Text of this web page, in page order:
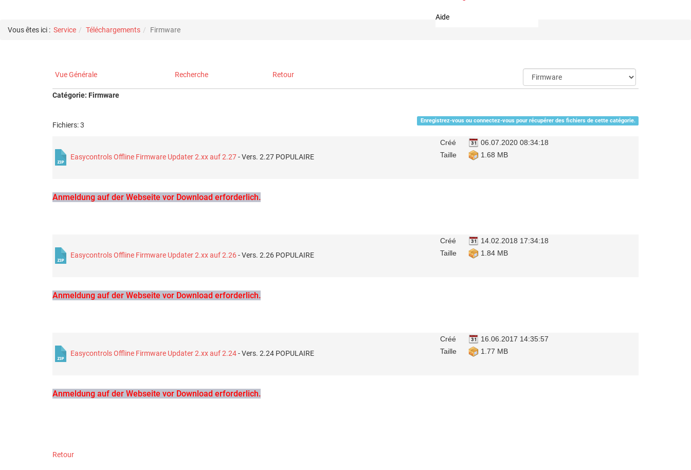
Aide
Vous êtes ici : Service Téléchargements Firmware
Vue Générale Recherche Retour
Catégorie: Firmware
Enregistrez-vous ou connectez-vous pour récupérer des fichiers de cette catégorie.
Fichiers: 3
Easycontrols Offline Firmware Updater 2.xx auf 2.27- Vers. 2.27 POPULAIRE
Créé
Taille
06.07.2020 08:34:18
1.68 MB
Anmeldung auf der Webseite vor Download erforderlich.
Easycontrols Offline Firmware Updater 2.xx auf 2.26- Vers. 2.26 POPULAIRE
Créé
Taille
14.02.2018 17:34:18
1.84 MB
Anmeldung auf der Webseite vor Download erforderlich.
Easycontrols Offline Firmware Updater 2.xx auf 2.24- Vers. 2.24 POPULAIRE
Créé
Taille
16.06.2017 14:35:57
1.77 MB
Anmeldung auf der Webseite vor Download erforderlich.
Retour